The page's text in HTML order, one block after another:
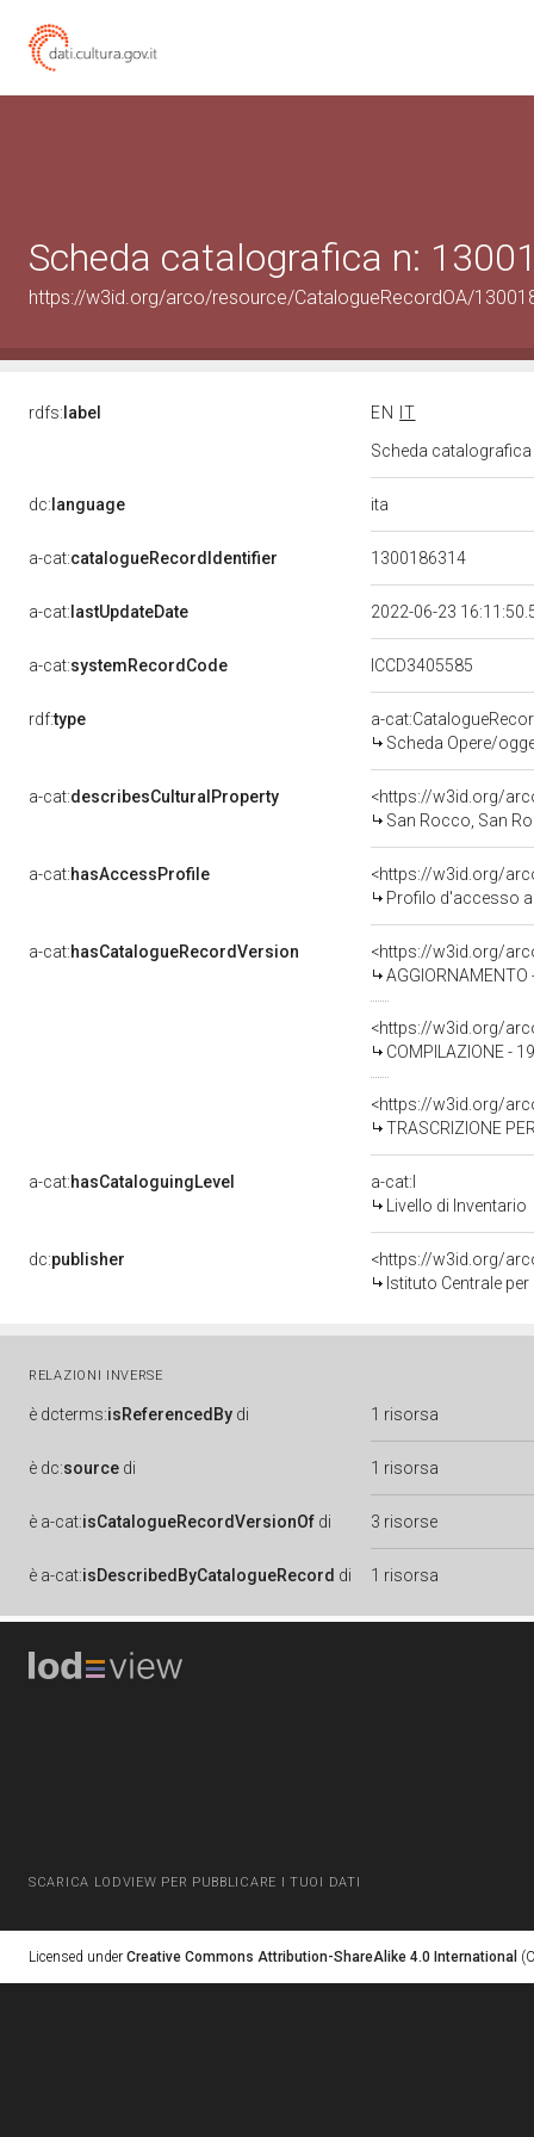
Scheda catalografica n:
https://w3id.org/arco/resource/CatalogueRecordOA/
rdfs: label EN
IT
Scheda
dc: language ita
a-cat:catalogueRecordIdentifier 1300186314
a-cat: lastUpdateDate 2022-06-23
a-cat:systemRecordCode ICCD3405585
rdf:type
a-
Scheda Opere/
a-cat:describesCulturalProperty
<https://w3id.org/
San Rocco, San
a-cat:hasAccessProfile
<https://w3id.org/
Profilo d'accesso
a-cat:hasCatalogueRecordVersion
<https://w3id.org/
<https://w3id.org/
COMPILAZIONE -
<https://w3id.org/
TRASCRIZIONE
a-cat:hasCataloguingLevel
a-cat:I
Livello di Inventario
dc:publisher
<https://w3id.org/
Istituto Centrale
RELAZIONI INVERSE
è dcterms:isReferencedBy di 1 risorsa
è dc:source di 1 risorsa
è a-cat:isCatalogueRecordVersionOf di 3 risorse
è a-cat:isDescribedByCatalogueRecord di 1 risorsa
SCARICA LODVIEW PER PUBBLICARE I TUOI DATI
Licensed under Creative Commons Attribution-ShareAlike 4.0 International